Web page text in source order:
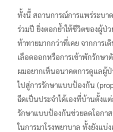
ทั้งนี้ สถานการณ์การแพร่ระบา
ร่วมปี ยิ่งตอกย้ำให้ชีวิตของผู้ป่
ท้าทายมากกว่าที่เคย จากการเ
เลือดออกหรือการเข้าพักรักษา
ผมอยากเห็นอนาคตการดูแลผู้
ไปสู่การรักษาแบบป้องกัน
ฉีดเป็นประจำได้เองที่บ้านตั้งแ
รักษาแบบป้องกันช่วยลดโอกา
ในการมาโรงพยาบาล ทั้งยังแบ่